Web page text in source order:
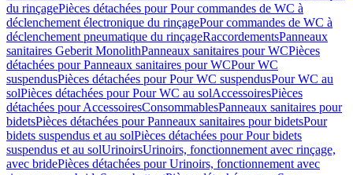
du rinçagePièces détachées pour Pour commandes de WC à
déclenchement électronique du rinçagePour commandes de WC à
déclenchement pneumatique du rinçageRaccordementsPanneaux
sanitaires Geberit MonolithPanneaux sanitaires pour WCPièces
détachées pour Panneaux sanitaires pour WCPour WC
suspendusPièces détachées pour Pour WC suspendusPour WC au
solPièces détachées pour Pour WC au solAccessoiresPièces
détachées pour AccessoiresConsommablesPanneaux sanitaires pour
bidetsPièces détachées pour Panneaux sanitaires pour bidetsPour
bidets suspendus et au solPièces détachées pour Pour bidets
suspendus et au solUrinoirsUrinoirs, fonctionnement avec rinçage,
avec bridePièces détachées pour Urinoirs, fonctionnement avec